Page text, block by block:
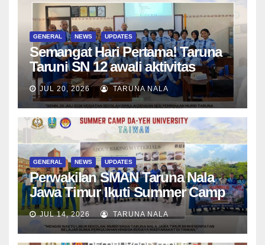
GENERAL NEWS UPDATES
Semangat Hari Pertama! Taruna
Taruni SN 12 awali aktivitas
bersama Wali Kelas dan Tes
Asesmen Diagnostik
JUL 20, 2026 TARUNA NALA
GENERAL NEWS UPDATES
Perwakilan SMAN Taruna Nala
Jawa Timur Ikuti Summer Camp
di Da-Yeh University, Taiwan
JUL 14, 2026 TARUNA NALA